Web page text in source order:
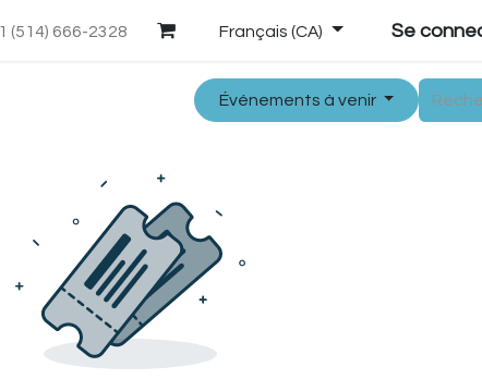
Nos projets Notre équipe
(514) 666-2328 Français (CA) Se
Événements à venir